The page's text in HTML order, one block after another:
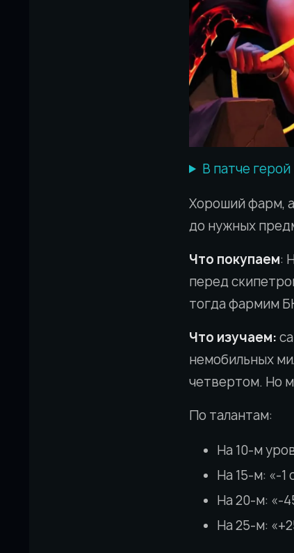
В патче
Хороший фарм,
до нужных
Что покупаем:
перед
тогда фармим
Что изучаем:
немобильных
четвертом. Но
По талантам:
На 10-м
На 15-м: «-1
На 20-м: «-
На 25-м: